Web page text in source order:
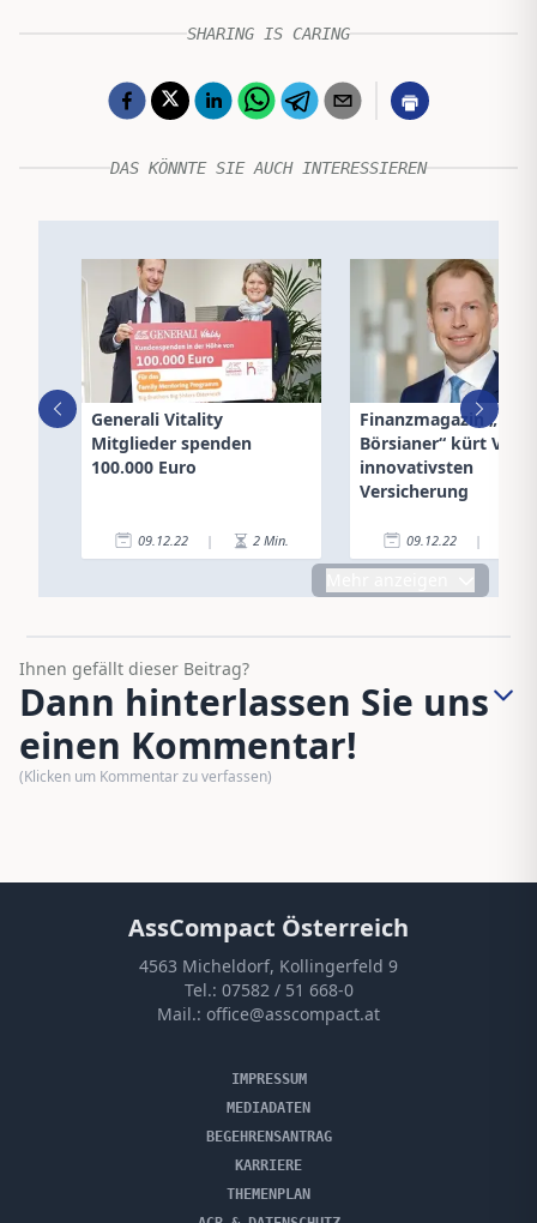
SHARING IS CARING
DAS KÖNNTE SIE AUCH INTERESSIEREN
Generali Vitality
Mitglieder spenden
100.000 Euro
09.12.22 | 2 Min.
Finanzmagazin „Der
Börsianer“ kürt VAV
innovativsten
Versicherung
09.12.22 |
Ihnen gefällt dieser Beitrag?
Dann hinterlassen Sie uns
einen Kommentar!
(Klicken um Kommentar zu verfassen)
AssCompact Österreich
4563 Micheldorf, Kollingerfeld 9
Tel.: 07582 / 51 668-0
Mail.: office@asscompact.at
IMPRESSUM
MEDIADATEN
BEGEHRENSANTRAG
KARRIERE
THEMENPLAN